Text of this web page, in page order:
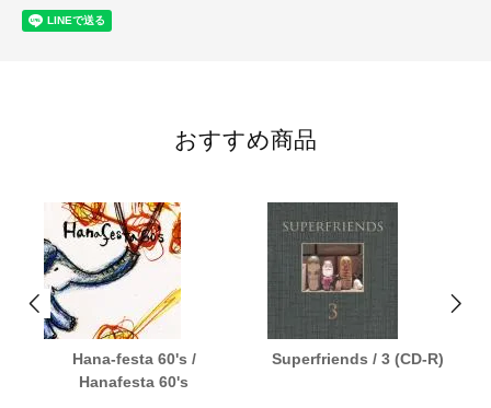
おすすめ商品
Hana-festa 60's /
Hanafesta 60's
Superfriends / 3 (CD-R)